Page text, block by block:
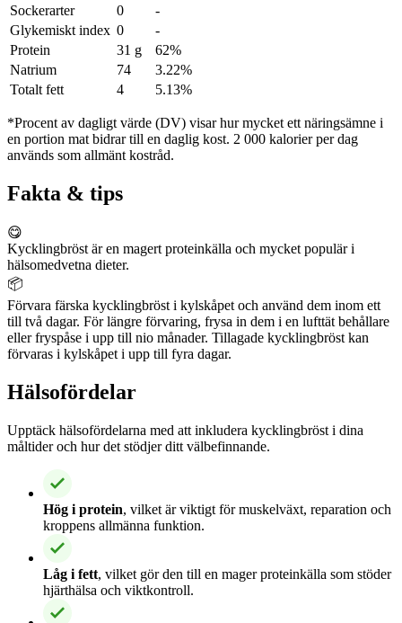
Sockerarter
0
-
Glykemiskt index 0
-
Protein
31 g
62%
Natrium
74
3.22%
Totalt fett
4 5.13%
*Procent av dagligt värde (DV) visar hur mycket ett näringsämne i
en portion mat bidrar till en daglig kost. 2 000 kalorier per dag
används som allmänt kostråd.
Fakta & tips
😋
Kycklingbröst är en magert proteinkälla och mycket populär i
hälsomedvetna dieter.
📦
Förvara färska kycklingbröst i kylskåpet och använd dem inom ett
till två dagar. För längre förvaring, frysa in dem i en lufttät behållare
eller fryspåse i upp till nio månader. Tillagade kycklingbröst kan
förvaras i kylskåpet i upp till fyra dagar.
Hälsofördelar
Upptäck hälsofördelarna med att inkludera kycklingbröst i dina
måltider och hur det stödjer ditt välbefinnande.
Hög i protein, vilket är viktigt för muskelväxt, reparation och
kroppens allmänna funktion.
Låg i fett, vilket gör den till en mager proteinkälla som stöder
hjärthälsa och viktkontroll.